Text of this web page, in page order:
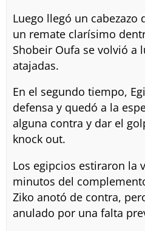
Luego llegó un cabezazo
un remate clarísimo
Shobeir Oufa se volvió a
atajadas.
En el segundo tiempo,
defensa y quedó a la
alguna contra y dar el
knock out.
Los egipcios estiraron la
minutos del
Ziko anotó de contra,
anulado por una falta